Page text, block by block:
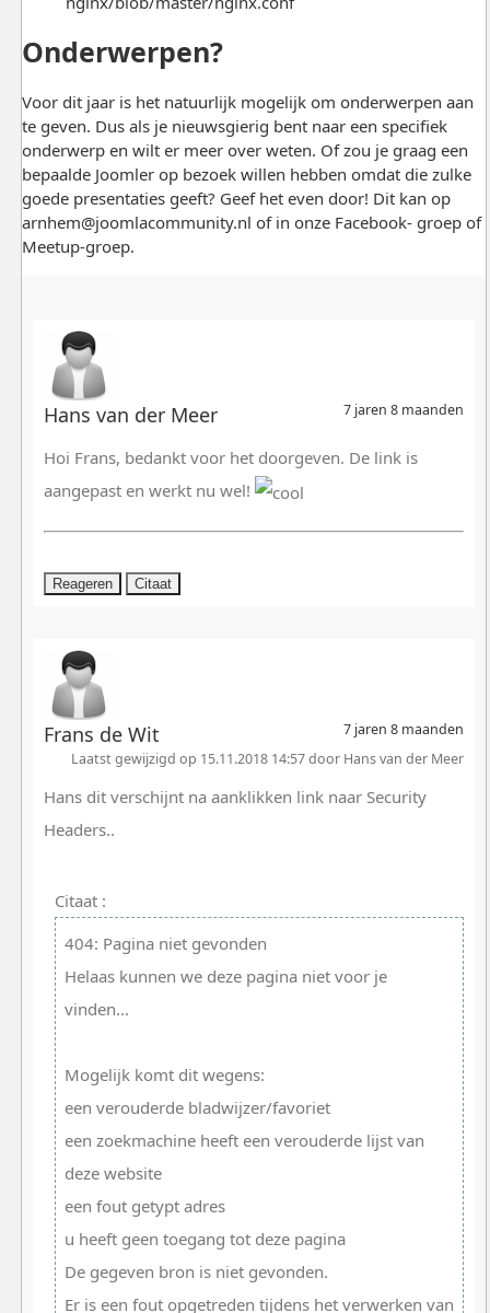
Onderwerpen?
Voor dit jaar is het natuurlijk mogelijk om onderwerpen aan
te geven. Dus als je nieuwsgierig bent naar een specifiek
onderwerp en wilt er meer over weten. Of zou je graag een
bepaalde Joomler op bezoek willen hebben omdat die zulke
goede presentaties geeft? Geef het even door! Dit kan op
arnhem@joomlacommunity.nl of in onze Facebook- groep of
Meetup-groep.
Hans van der Meer 7 jaren 8 maanden
Hoi Frans, bedankt voor het doorgeven. De link is
aangepast en werkt nu wel!
Reageren Citaat
Frans de Wit
7 jaren 8 maanden
Laatst gewijzigd op 15.11.2018 14:57 door Hans van der Meer
Hans dit verschijnt na aanklikken link naar Security
Headers..
Citaat :
404: Pagina niet gevonden
Helaas kunnen we deze pagina niet voor je
vinden...
Mogelijk komt dit wegens:
een verouderde bladwijzer/favoriet
een zoekmachine heeft een verouderde lijst van
deze website
een fout getypt adres
u heeft geen toegang tot deze pagina
De gegeven bron is niet gevonden.
Er is een fout opgetreden tijdens het verwerken van